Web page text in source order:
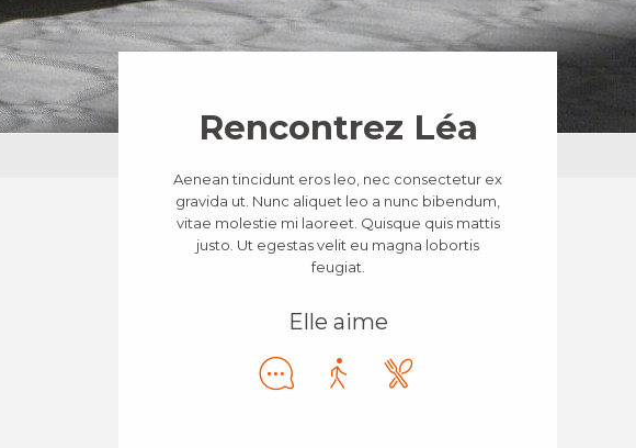
Rencontrez Léa
Aenean tincidunt eros leo, nec consectetur ex
gravida ut. Nunc aliquet leo a nunc bibendum,
vitae molestie mi laoreet. Quisque quis mattis
justo. Ut egestas velit eu magna lobortis
feugiat.
Elle aime